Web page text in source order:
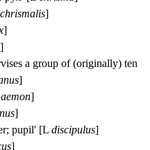
chrismalis]
]
]
a group of (originally) ten
]
aemon]
]
pupil' [L discipulus]
]